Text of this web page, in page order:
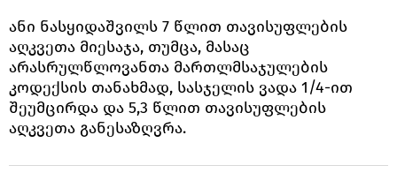
ანი ნასყიდაშვილს 7 წლით თავისუფლების
აღკვეთა მიესაჯა, თუმცა, მასაც
არასრულწლოვანთა მართლმსაჯულების
კოდექსის თანახმად, სასჯელის ვადა 1/4-ით
შეუმცირდა და 5,3 წლით თავისუფლების
აღკვეთა განესაზღვრა.